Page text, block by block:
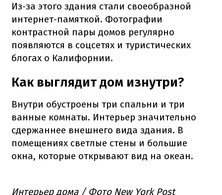
Из-за этого здания стали своеобразной
интернет-памяткой. Фотографии
контрастной пары домов регулярно
появляются в соцсетях и туристических
блогах о Калифорнии.
Как выглядит дом изнутри?
Внутри обустроены три спальни и три
ванные комнаты. Интерьер значительно
сдержаннее внешнего вида здания. В
помещениях светлые стены и большие
окна, которые открывают вид на океан.
Интерьер дома / Фото New York Post